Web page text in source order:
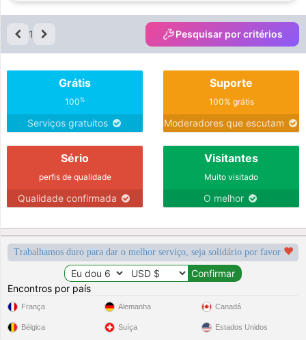
1 Pesquisar por critérios
Grátis
100%
Serviços gratuitos
Suporte
100% grátis
Moderadores que escutam
Sério
perfis de qualidade
Qualidade confirmada
Visitantes
Muito visitado
O melhor
Trabalhamos duro para dar o melhor serviço, seja solidário por favor
Encontros por país
França
Bélgica
Alemanha
Suíça
Canadá
Estados Unidos